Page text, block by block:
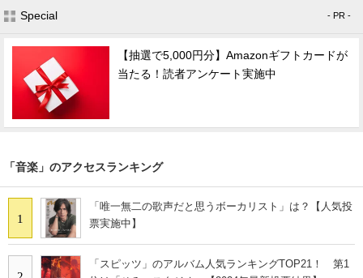
Special - PR -
【抽選で5,000円分】Amazonギフトカードが
当たる！読者アンケート実施中
「音楽」のアクセスランキング
1
「唯一無二の歌声だと思うボーカリスト」は？【人気投
票実施中】
「スピッツ」のアルバム人気ランキングTOP21！ 第1